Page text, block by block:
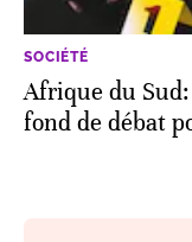
SOCIÉTÉ
Afrique du
fond de débat